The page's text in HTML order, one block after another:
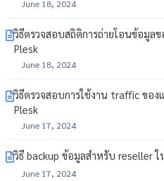
June 18, 2024
วิธีตรวจสอบสถิติการถ่ายโอนข้อมูล
Plesk
June 18, 2024
วิธีตรวจสอบการใช้งาน traffic ขอ
Plesk
June 17, 2024
วิธี backup ข้อมูลสำหรับ reseller ใ
June 17, 2024